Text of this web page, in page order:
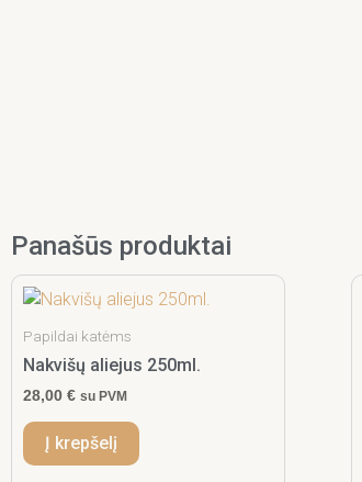
Panašūs produktai
Papildai katėms
Nakvišų aliejus 250ml.
28,00 € su PVM
Į krepšelį